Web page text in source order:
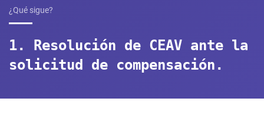
¿Qué sigue?
1. Resolución de CEAV ante la
solicitud de compensación.